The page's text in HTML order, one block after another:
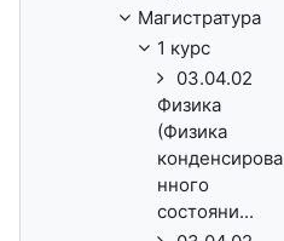
Магистратура
1 курс
03.04.02
Физика
(Физика
конденсирова
нного
состояни...